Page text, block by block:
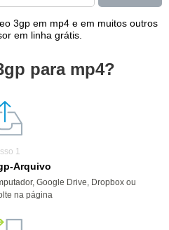
3gp em mp4 e em muitos outros
em linha grátis.
para mp4?
1
Arquivo
Google Drive, Dropbox ou
na página